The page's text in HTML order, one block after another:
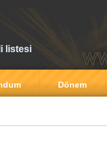
listesi
Dönem